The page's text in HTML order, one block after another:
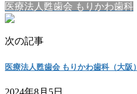
医療法人甦歯会 もりかわ歯科
次の記事
医療法人甦歯会 もりかわ歯科（大阪）
2024年8月5日